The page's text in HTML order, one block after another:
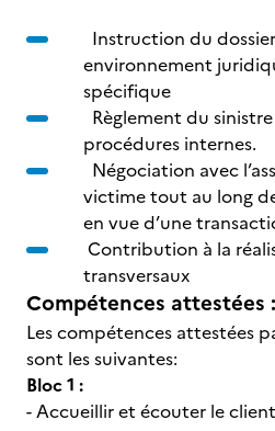
Instruction du
environnement
spécifique
Règlement du
procédures internes.
Négociation avec
victime tout au long
en vue d’une
Contribution à la
transversaux
Compétences attestées :
Les compétences attestées
sont les suivantes:
Bloc 1 :
- Accueillir et écouter le